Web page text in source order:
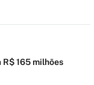
165 milhões